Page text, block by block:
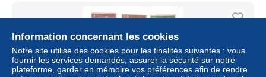
Information concernant les cookies
Notre site utilise des cookies pour les finalités suivantes : vous
fournir les services demandés, assurer la sécurité sur notre
plateforme, garder en mémoire vos préférences afin de rendre